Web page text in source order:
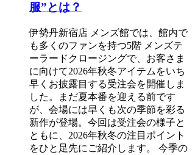
服”とは？
伊勢丹新宿店 メンズ館では、館内で
も多くのファンを持つ5階 メンズテ
ーラードクロージングで、お客さま
に向けて2026年秋冬アイテムをいち
早くお披露目する受注会を開催しま
した。まだ夏本番を迎える前です
が、会場には早くも次の季節を彩る
新作が登場。今回は受注会の様子と
ともに、2026年秋冬の注目ポイント
をひと足先にご紹介します。 今季の